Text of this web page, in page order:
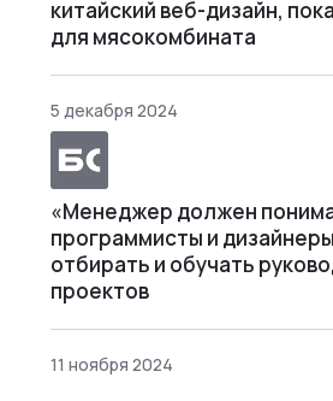
китайский веб-дизайн,
для мясокомбината
5 декабря 2024
«Менеджер должен
программисты и
отбирать и обучать
проектов
11 ноября 2024